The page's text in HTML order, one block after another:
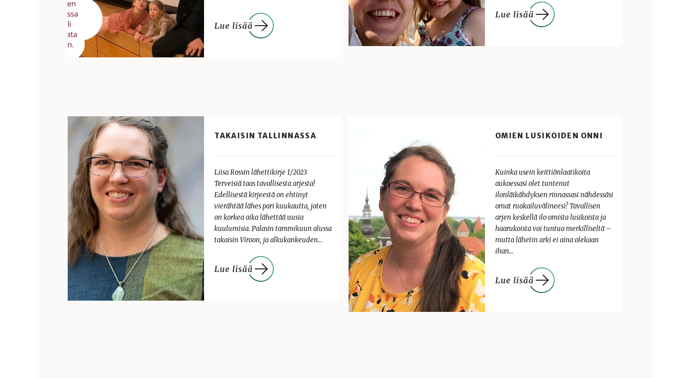
TAKAISIN TALLINNASSA
Liisa Rossin lähettikirje 1/2023
Terveisiä taas tavallisesta arjesta!
Edellisestä kirjeestä on ehtinyt
vierähtää lähes pari kuukautta, joten
on korkea aika lähettää uusia
kuulumisia. Palasin tammikuun alussa
takaisin Viroon, ja alkukankeuden…
OMIEN LUSIKOIDEN ONNI
Kuinka usein keittiönlaatikoita
aukoessasi olet tuntenut
ilonläikähdyksen rinnassasi nähdessäsi
omat ruokailuvälineesi? Tavallisen
arjen keskellä ilo omista lusikoista ja
haarukoista voi tuntua merkilliseltä –
mutta lähetin arki ei aina olekaan
ihan…